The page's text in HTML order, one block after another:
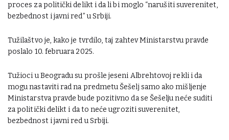
proces za politički delikt i da li bi moglo “narušiti suverenitet,
bezbednost i javni red” u Srbiji.
Tužilaštvo je, kako je tvrdilo, taj zahtev Ministarstvu pravde
poslalo 10. februara 2025.
Tužioci u Beogradu su prošle jeseni Albrehtovoj rekli i da
mogu nastaviti rad na predmetu Šešelj samo ako mišljenje
Ministarstva pravde bude pozitivno da se Šešelju neće suditi
za politički delikt i da to neće ugroziti suverenitet,
bezbednost i javni red u Srbiji.